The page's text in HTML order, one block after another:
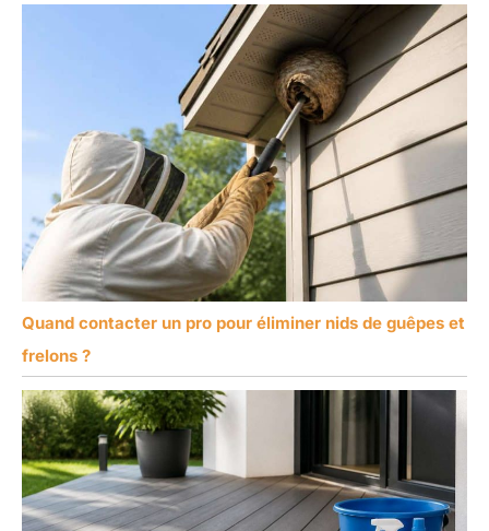
Quand contacter un pro pour éliminer nids de guêpes et
frelons ?